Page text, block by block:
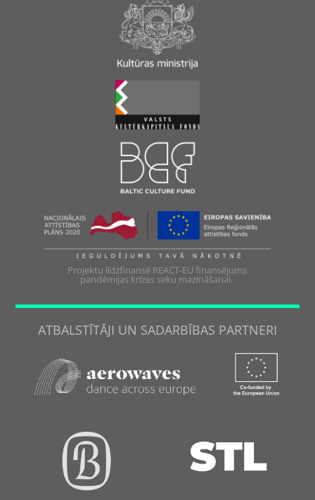
Projektu līdzfinansē REACT-EU finansējums
pandēmijas krīzes seku mazināšanai.
ATBALSTĪTĀJI UN SADARBĪBAS PARTNERI